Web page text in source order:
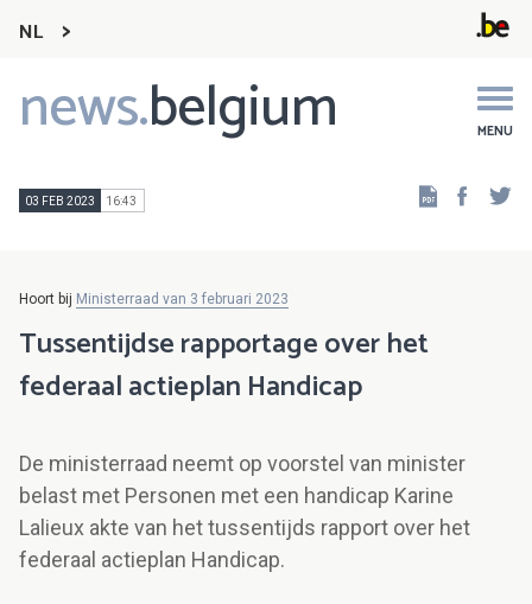
NL
news.belgium MENU
Main
navigation
03 FEB 2023 16:43
Hoort bij Ministerraad van 3 februari 2023
Tussentijdse rapportage over het
federaal actieplan Handicap
De ministerraad neemt op voorstel van minister
belast met Personen met een handicap Karine
Lalieux akte van het tussentijds rapport over het
federaal actieplan Handicap.